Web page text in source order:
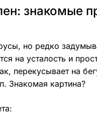
знакомые
но редко
на усталость и
перекусывает на
Знакомая картина?